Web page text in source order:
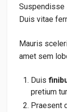
Suspendisse
Duis vitae
Mauris
amet sem
Duis
pretium
Praesent